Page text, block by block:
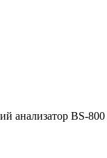
анализатор BS-800